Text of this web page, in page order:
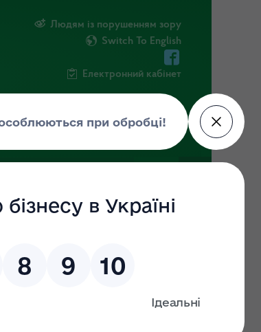
Людям із порушенням зору
Switch To English
Електронний кабінет